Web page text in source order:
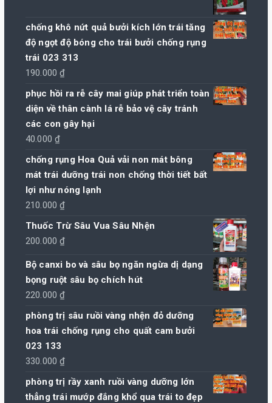
chống khô nứt quả bưởi kích lớn trái tăng
độ ngọt độ bóng cho trái bưởi chống rụng
trái 023 313
190.000₫
phục hồi ra rễ cây mai giúp phát triển toàn
diện về thân cành lá rễ bảo vệ cây tránh
các con gây hại
40.000₫
chống rụng Hoa Quả vải non mát bông
mát trái dưỡng trái non chống thời tiết bất
lợi như nóng lạnh
210.000₫
Thuốc Trừ Sâu Vua Sâu Nhện
200.000₫
Bộ canxi bo và sâu bọ ngăn ngừa dị dạng
bọng ruột sâu bọ chích hút
220.000₫
phòng trị sâu ruồi vàng nhện đỏ dưỡng
hoa trái chống rụng cho quất cam bưởi
023 133
330.000₫
phòng trị rầy xanh ruồi vàng dưỡng lớn
thẳng trái mướp đắng khổ qua trái to đẹp